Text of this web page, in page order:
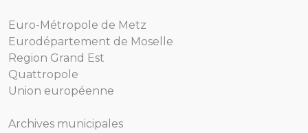
Euro-Métropole de Metz
Eurodépartement de Moselle
Region Grand Est
Quattropole
Union européenne
Archives municipales